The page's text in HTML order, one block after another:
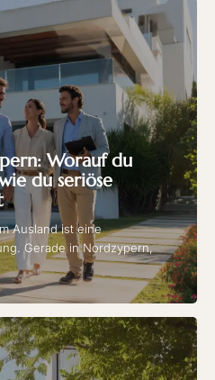
Worauf du
du seriöse
Ausland ist eine
Gerade in Nordzypern,